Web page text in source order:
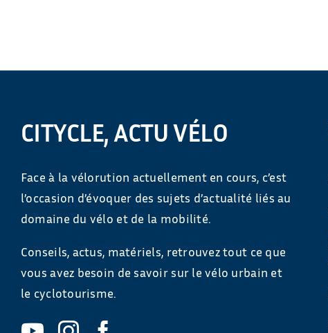
CITYCLE, ACTU VÉLO
Face à la vélorution actuellement en cours, c’est
l’occasion d’évoquer des sujets d’actualité liés au
domaine du vélo et de la mobilité.
Conseils, actus, matériels, retrouvez tout ce que
vous avez besoin de savoir sur le vélo urbain et
le cyclotourisme.